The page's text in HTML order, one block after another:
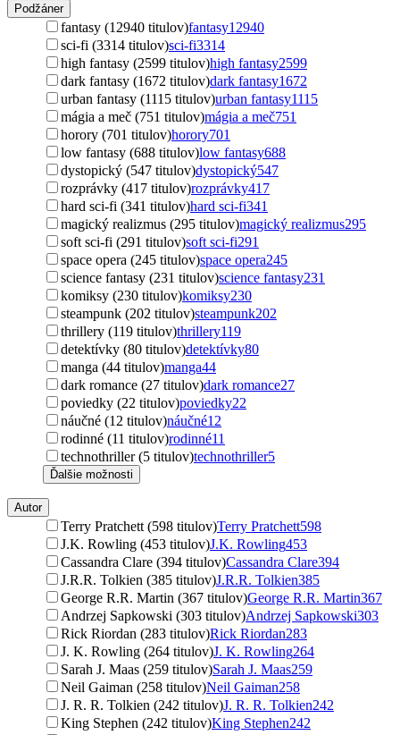
Podžáner
fantasy (12940 titulov)fantasy12940
sci-fi (3314 titulov)sci-fi3314
high fantasy (2599 titulov)high fantasy2599
dark fantasy (1672 titulov)dark fantasy1672
urban fantasy (1115 titulov)urban fantasy1115
mágia a meč (751 titulov)mágia a meč751
horory (701 titulov)horory701
low fantasy (688 titulov)low fantasy688
dystopický (547 titulov)dystopický547
rozprávky (417 titulov)rozprávky417
hard sci-fi (341 titulov)hard sci-fi341
magický realizmus (295 titulov)magický realizmus295
soft sci-fi (291 titulov)soft sci-fi291
space opera (245 titulov)space opera245
science fantasy (231 titulov)science fantasy231
komiksy (230 titulov)komiksy230
steampunk (202 titulov)steampunk202
thrillery (119 titulov)thrillery119
detektívky (80 titulov)detektívky80
manga (44 titulov)manga44
dark romance (27 titulov)dark romance27
poviedky (22 titulov)poviedky22
náučné (12 titulov)náučné12
rodinné (11 titulov)rodinné11
technothriller (5 titulov)technothriller5
Ďalšie možnosti
Autor
Terry Pratchett (598 titulov)Terry Pratchett598
J.K. Rowling (453 titulov)J.K. Rowling453
Cassandra Clare (394 titulov)Cassandra Clare394
J.R.R. Tolkien (385 titulov)J.R.R. Tolkien385
George R.R. Martin (367 titulov)George R.R. Martin367
Andrzej Sapkowski (303 titulov)Andrzej Sapkowski303
Rick Riordan (283 titulov)Rick Riordan283
J. K. Rowling (264 titulov)J. K. Rowling264
Sarah J. Maas (259 titulov)Sarah J. Maas259
Neil Gaiman (258 titulov)Neil Gaiman258
J. R. R. Tolkien (242 titulov)J. R. R. Tolkien242
King Stephen (242 titulov)King Stephen242